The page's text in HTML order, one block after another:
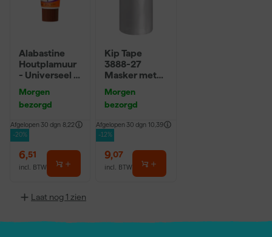
Alabastine
Houtplamuur
- Universeel -
Morgen
bezorgd
Afgelopen 30 dgn 8,22
-20%
6,51
incl. BTW
Kip Tape
3888-27
Masker met
2,7 x 20m
Morgen
bezorgd
Afgelopen 30 dgn 10,39
-12%
9,07
incl. BTW
Laat nog 1 zien